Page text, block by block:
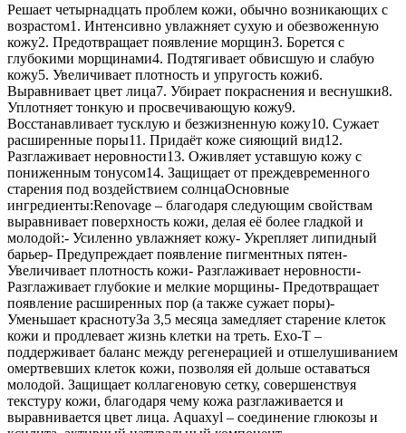
Решает четырнадцать проблем кожи, обычно возникающих с
возрастом1. Интенсивно увлажняет сухую и обезвоженную
кожу2. Предотвращает появление морщин3. Борется с
глубокими морщинами4. Подтягивает обвисшую и слабую
кожу5. Увеличивает плотность и упругость кожи6.
Выравнивает цвет лица7. Убирает покраснения и веснушки8.
Уплотняет тонкую и просвечивающую кожу9.
Восстанавливает тусклую и безжизненную кожу10. Сужает
расширенные поры11. Придаёт коже сияющий вид12.
Разглаживает неровности13. Оживляет уставшую кожу с
пониженным тонусом14. Защищает от преждевременного
старения под воздействием солнцаОсновные
ингредиенты:Renovage – благодаря следующим свойствам
выравнивает поверхность кожи, делая её более гладкой и
молодой:- Усиленно увлажняет кожу- Укрепляет липидный
барьер- Предупреждает появление пигментных пятен-
Увеличивает плотность кожи- Разглаживает неровности-
Разглаживает глубокие и мелкие морщины- Предотвращает
появление расширенных пор (а также сужает поры)-
Уменьшает краснотуЗа 3,5 месяца замедляет старение клеток
кожи и продлевает жизнь клетки на треть. Exo-T –
поддерживает баланс между регенерацией и отшелушиванием
омертвевших клеток кожи, позволяя ей дольше оставаться
молодой. Защищает коллагеновую сетку, совершенствуя
текстуру кожи, благодаря чему кожа разглаживается и
выравнивается цвет лица. Aquaxyl – соединение глюкозы и